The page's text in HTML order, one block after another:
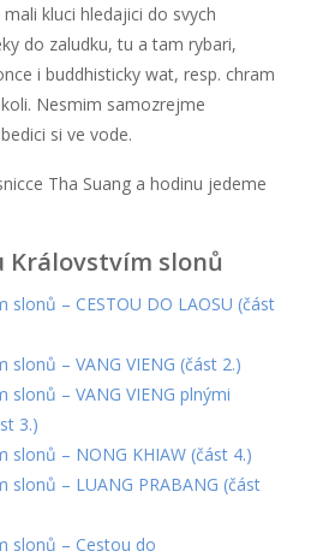
kluci hledajici do svych
do zaludku, tu a tam rybari,
i buddhisticky wat, resp. chram
Nesmim samozrejme
si ve vode.
Tha Suang a hodinu jedeme
Královstvím slonů
slonů – CESTOU DO LAOSU (část
slonů – VANG VIENG (část 2.)
slonů – VANG VIENG plnými
3.)
slonů – NONG KHIAW (část 4.)
slonů – LUANG PRABANG (část
slonů – Cestou do